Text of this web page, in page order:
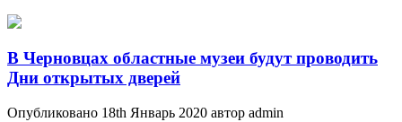
В Черновцах областные музеи будут проводить
Дни открытых дверей
Опубликовано 18th Январь 2020 автор admin